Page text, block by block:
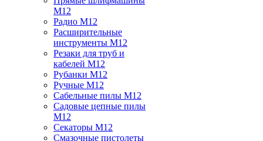
M12
Радио M12
Расширительные
инструменты M12
Резаки для труб и
кабелей M12
Рубанки M12
Ручные M12
Сабельные пилы M12
Садовые цепные пилы
M12
Секаторы M12
Смазочные пистолеты